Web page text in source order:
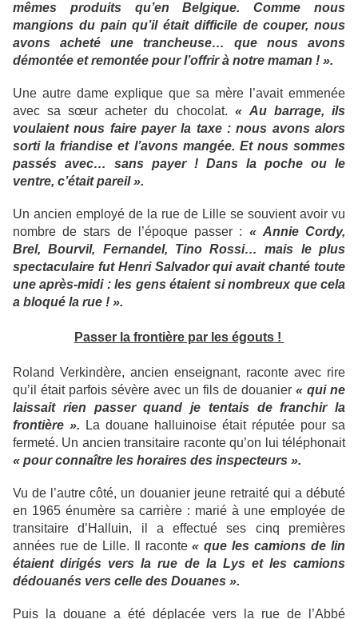
mêmes produits qu’en Belgique. Comme nous
mangions du pain qu’il était difficile de couper, nous
avons acheté une trancheuse… que nous avons
démontée et remontée pour l’offrir à notre maman ! ».
Une autre dame explique que sa mère l’avait emmenée
avec sa sœur acheter du chocolat. « Au barrage, ils
voulaient nous faire payer la taxe : nous avons alors
sorti la friandise et l’avons mangée. Et nous sommes
passés avec… sans payer ! Dans la poche ou le
ventre, c’était pareil ».
Un ancien employé de la rue de Lille se souvient avoir vu
nombre de stars de l’époque passer : « Annie Cordy,
Brel, Bourvil, Fernandel, Tino Rossi… mais le plus
spectaculaire fut Henri Salvador qui avait chanté toute
une après-midi : les gens étaient si nombreux que cela
a bloqué la rue ! ».
Passer la frontière par les égouts !
Roland Verkindère, ancien enseignant, raconte avec rire
qu’il était parfois sévère avec un fils de douanier « qui ne
laissait rien passer quand je tentais de franchir la
frontière ». La douane halluinoise était réputée pour sa
fermeté. Un ancien transitaire raconte qu’on lui téléphonait
« pour connaître les horaires des inspecteurs ».
Vu de l’autre côté, un douanier jeune retraité qui a débuté
en 1965 énumère sa carrière : marié à une employée de
transitaire d’Halluin, il a effectué ses cinq premières
années rue de Lille. Il raconte« que les camions de lin
étaient dirigés vers la rue de la Lys et les camions
dédouanés vers celle des Douanes ».
Puis la douane a été déplacée vers la rue de l’Abbé